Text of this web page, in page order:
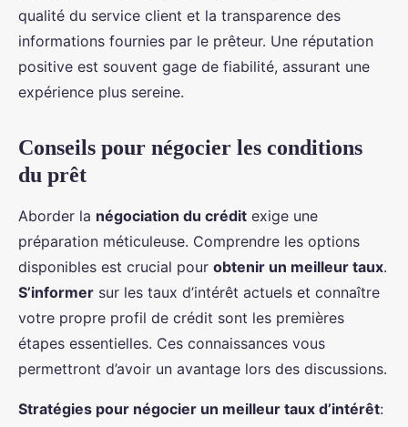
qualité du service client et la transparence des
informations fournies par le prêteur. Une réputation
positive est souvent gage de fiabilité, assurant une
expérience plus sereine.
Conseils pour négocier les conditions
du prêt
Aborder la négociation du crédit exige une
préparation méticuleuse. Comprendre les options
disponibles est crucial pour obtenir un meilleur taux.
S’informer sur les taux d’intérêt actuels et connaître
votre propre profil de crédit sont les premières
étapes essentielles. Ces connaissances vous
permettront d’avoir un avantage lors des discussions.
Stratégies pour négocier un meilleur taux d’intérêt: